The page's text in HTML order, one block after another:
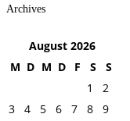
Archives
August 2026
M D M D F S
S
1
2
3
4 5 6 7 8
9